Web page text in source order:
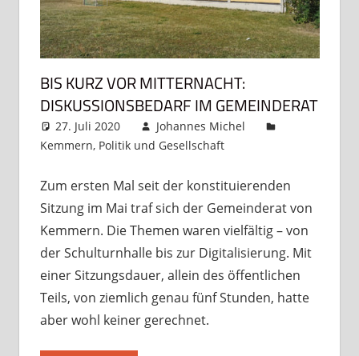
BIS KURZ VOR MITTERNACHT:
DISKUSSIONSBEDARF IM GEMEINDERAT
27. Juli 2020
Johannes Michel
Kemmern, Politik und Gesellschaft
Zum ersten Mal seit der konstituierenden
Sitzung im Mai traf sich der Gemeinderat von
Kemmern. Die Themen waren vielfältig – von
der Schulturnhalle bis zur Digitalisierung. Mit
einer Sitzungsdauer, allein des öffentlichen
Teils, von ziemlich genau fünf Stunden, hatte
aber wohl keiner gerechnet.